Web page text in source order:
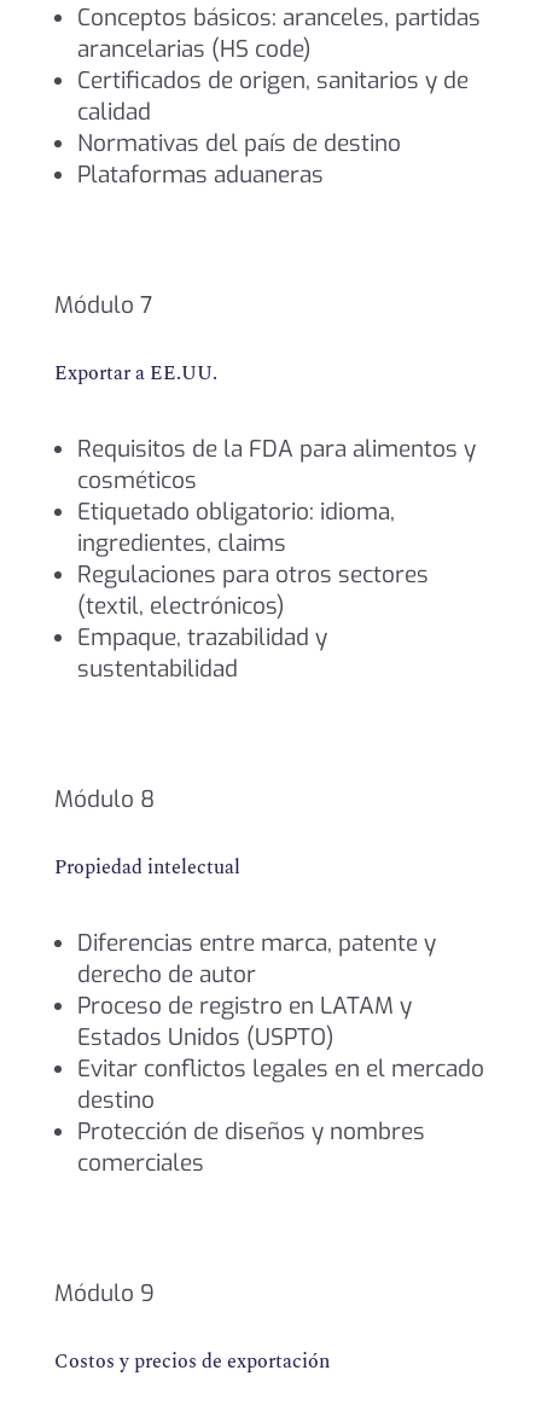
Conceptos básicos: aranceles, partidas
arancelarias (HS code)
Certificados de origen, sanitarios y de
calidad
Normativas del país de destino
Plataformas aduaneras
Módulo 7
Exportar a EE.UU.
Requisitos de la FDA para alimentos y
cosméticos
Etiquetado obligatorio: idioma,
ingredientes, claims
Regulaciones para otros sectores
(textil, electrónicos)
Empaque, trazabilidad y
sustentabilidad
Módulo 8
Propiedad intelectual
Diferencias entre marca, patente y
derecho de autor
Proceso de registro en LATAM y
Estados Unidos (USPTO)
Evitar conflictos legales en el mercado
destino
Protección de diseños y nombres
comerciales
Módulo 9
Costos y precios de exportación